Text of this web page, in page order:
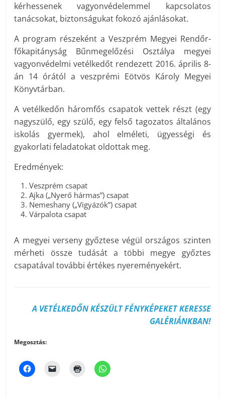
kérhessenek vagyonvédelemmel kapcsolatos
tanácsokat, biztonságukat fokozó ajánlásokat.
A program részeként a Veszprém Megyei Rendőr-
főkapitányság Bűnmegelőzési Osztálya megyei
vagyonvédelmi vetélkedőt rendezett 2016. április 8-
án 14 órától a veszprémi Eötvös Károly Megyei
Könyvtárban.
A vetélkedőn háromfős csapatok vettek részt (egy
nagyszülő, egy szülő, egy felső tagozatos általános
iskolás gyermek), ahol elméleti, ügyességi és
gyakorlati feladatokat oldottak meg.
Eredmények:
Veszprém csapat
Ajka („Nyerő hármas”) csapat
Nemeshany („Vigyázók”) csapat
Várpalota csapat
A megyei verseny győztese végül országos szinten
mérheti össze tudását a többi megye győztes
csapatával további értékes nyereményekért.
A VETÉLKEDŐN KÉSZÜLT FÉNYKÉPEKET KERESSE
GALÉRIÁNKBAN!
Megosztás: